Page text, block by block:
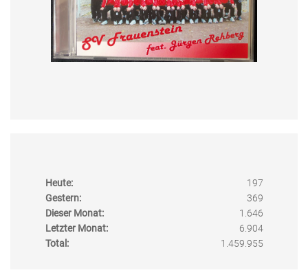
Heute:
197
Gestern:
369
Dieser Monat:
1.646
Letzter Monat:
6.904
Total:
1.459.955